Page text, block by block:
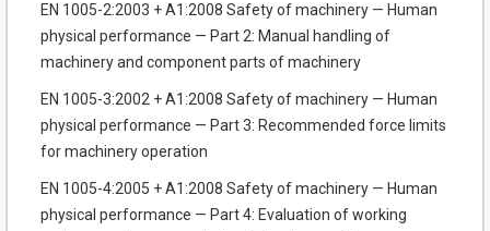
EN 1005-2:2003 + A1:2008 Safety of machinery — Human
physical performance — Part 2: Manual handling of
machinery and component parts of machinery
EN 1005-3:2002 + A1:2008 Safety of machinery — Human
physical performance — Part 3: Recommended force limits
for machinery operation
EN 1005-4:2005 + A1:2008 Safety of machinery — Human
physical performance — Part 4: Evaluation of working